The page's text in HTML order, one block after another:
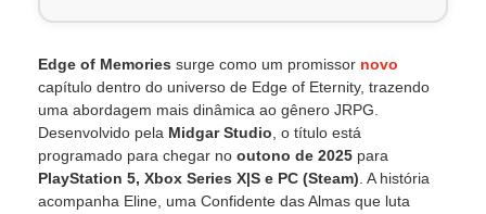
Edge of Memories surge como um promissor novo
capítulo dentro do universo de Edge of Eternity, trazendo
uma abordagem mais dinâmica ao gênero JRPG.
Desenvolvido pela Midgar Studio , o título está
programado para chegar no outono de 2025 para
PlayStation 5, Xbox Series X|S e PC (Steam) . A história
acompanha Eline, uma Confidente das Almas que luta